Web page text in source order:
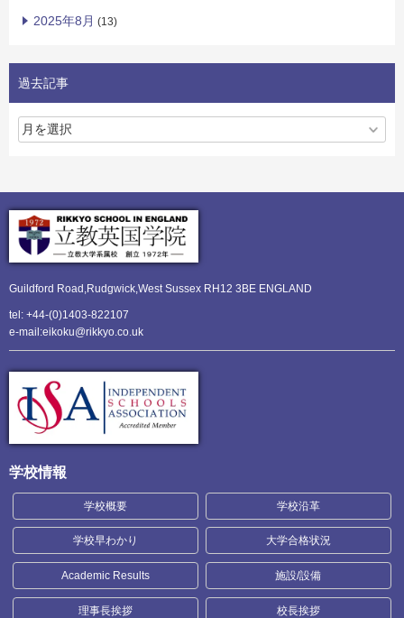
2025年8月 (13)
過去記事
Guildford Road,Rudgwick,West Sussex RH12 3BE ENGLAND
tel: +44-(0)1403-822107
e-mail:eikoku@rikkyo.co.uk
学校情報
学校概要 学校沿革
学校早わかり 大学合格状況
Academic Results 施設/設備
理事長挨拶 校長挨拶